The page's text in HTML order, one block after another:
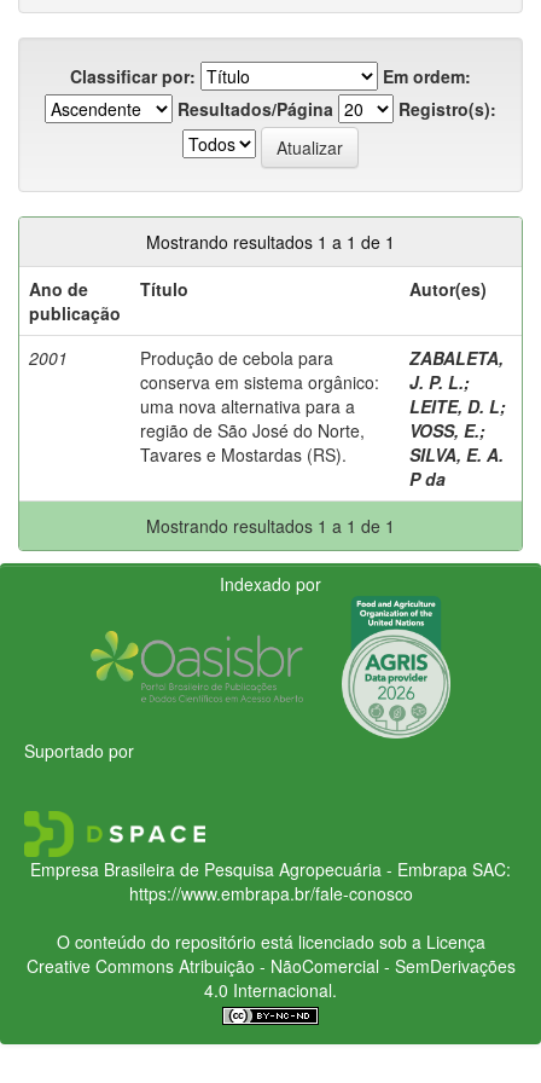
Classificar por:
Em ordem:
Resultados/Página
Registro(s):
Mostrando resultados 1 a 1 de 1
Ano de
publicação
Título Autor(es)
2001
Produção de cebola para
conserva em sistema orgânico:
uma nova alternativa para a
região de São José do Norte,
Tavares e Mostardas (RS).
ZABALETA,
J. P. L.;
LEITE, D. L;
VOSS, E.;
SILVA, E. A.
P da
Mostrando resultados 1 a 1 de 1
Indexado por
Suportado por
Empresa Brasileira de Pesquisa Agropecuária - Embrapa SAC:
https://www.embrapa.br/fale-conosco
O conteúdo do repositório está licenciado sob a Licença
Creative CommonsAtribuição - NãoComercial - SemDerivações
4.0 Internacional.